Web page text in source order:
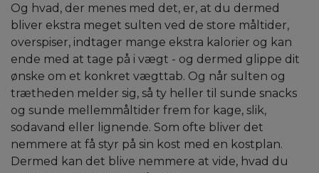
Og hvad, der menes med det, er, at du dermed
bliver ekstra meget sulten ved de store måltider,
overspiser, indtager mange ekstra kalorier og kan
ende med at tage på i vægt - og dermed glippe dit
ønske om et konkret vægttab. Og når sulten og
trætheden melder sig, så ty heller til sunde snacks
og sunde mellemmåltider frem for kage, slik,
sodavand eller lignende. Som ofte bliver det
nemmere at få styr på sin kost med en kostplan.
Dermed kan det blive nemmere at vide, hvad du